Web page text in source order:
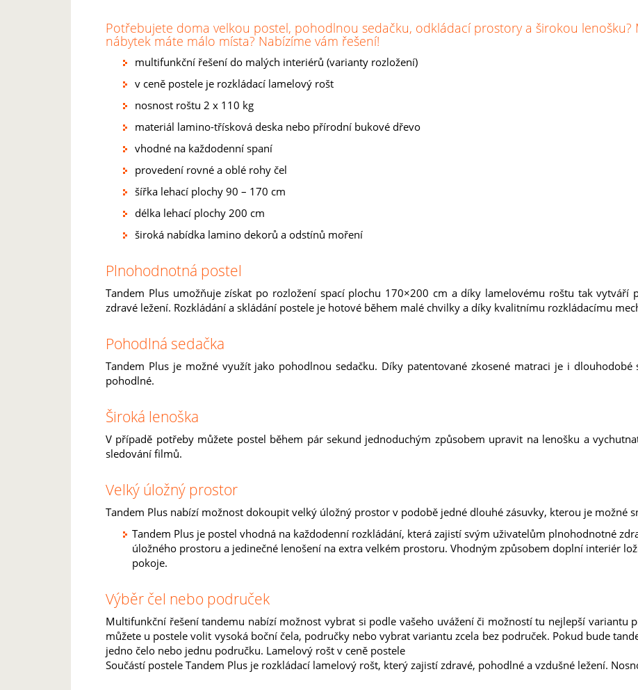
Potřebujete doma velkou postel, pohodlnou sedačku, odkládací prostory a širokou lenošku?
nábytek máte málo místa? Nabízíme vám řešení!
multifunkční řešení do malých interiérů (varianty rozložení)
v ceně postele je rozkládací lamelový rošt
nosnost roštu 2 x 110 kg
materiál lamino-třísková deska nebo přírodní bukové dřevo
vhodné na každodenní spaní
provedení rovné a oblé rohy čel
šířka lehací plochy 90 – 170 cm
délka lehací plochy 200 cm
široká nabídka lamino dekorů a odstínů moření
Plnohodnotná postel
Tandem Plus umožňuje získat po rozložení spací plochu 170×200 cm a díky lamelovému roštu tak vytváří
zdravé ležení. Rozkládání a skládání postele je hotové během malé chvilky a díky kvalitnímu rozkládacímu
Pohodlná sedačka
Tandem Plus je možné využít jako pohodlnou sedačku. Díky patentované zkosené matraci je i
pohodlné.
Široká lenoška
V případě potřeby můžete postel během pár sekund jednoduchým způsobem upravit na lenošku a
sledování filmů.
Velký úložný prostor
Tandem Plus nabízí možnost dokoupit velký úložný prostor v podobě jedné dlouhé zásuvky, kterou je možné
Tandem Plus je postel vhodná na každodenní rozkládání, která zajistí svým uživatelům plnohodnotné
úložného prostoru a jedinečné lenošení na extra velkém prostoru. Vhodným způsobem doplní interiér
pokoje.
Výběr čel nebo područek
Multifunkční řešení tandemu nabízí možnost vybrat si podle vašeho uvážení či možností tu nejlepší variantu
můžete u postele volit vysoká boční čela, područky nebo vybrat variantu zcela bez područek. Pokud bude
jedno čelo nebo jednu područku. Lamelový rošt v ceně postele
Součástí postele Tandem Plus je rozkládací lamelový rošt, který zajistí zdravé, pohodlné a vzdušné ležení.